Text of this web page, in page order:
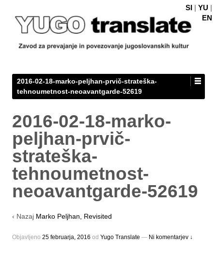
SI | YU |
EN
2016-02-18-marko-peljhan-prvič-strateška-
tehnoumetnost-neoavantgarde-52619
2016-02-18-marko-
peljhan-prvič-
strateška-
tehnoumetnost-
neoavantgarde-52619
‹ Nazaj Marko Peljhan, Revisited
Objavljeno 25 februarja, 2016 оd Yugo Translate — Ni komentarjev ↓